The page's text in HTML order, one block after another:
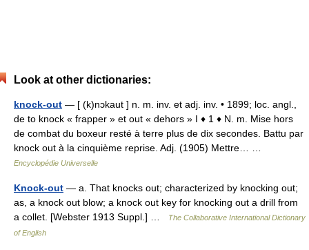
Look at other dictionaries:
knock-out — [ (k)nɔkaut ] n. m. inv. et adj. inv. • 1899; loc. angl.,
de to knock « frapper » et out « dehors » I ♦ 1 ♦ N. m. Mise hors
de combat du boxeur resté à terre plus de dix secondes. Battu par
knock out à la cinquième reprise. Adj. (1905) Mettre… …
Encyclopédie Universelle
Knock-out — a. That knocks out; characterized by knocking out;
as, a knock out blow; a knock out key for knocking out a drill from
a collet. [Webster 1913 Suppl.] …
The Collaborative International Dictionary
of English